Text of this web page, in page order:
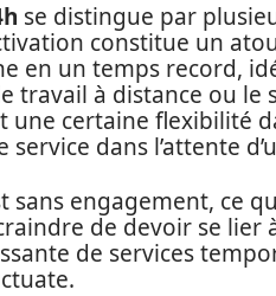
se distingue par
constitue un
en un temps record,
travail à distance ou
certaine flexibilité
dans l’attente
sans engagement, ce
de devoir se lier
de services